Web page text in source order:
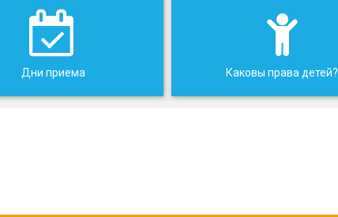
Дни приема Каковы права детей?